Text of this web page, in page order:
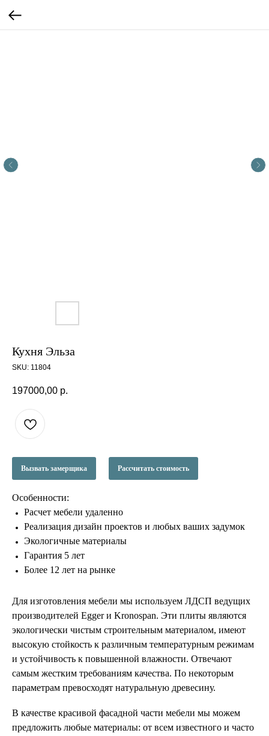
Кухня Эльза
SKU: 11804
197000,00 р.
Вызвать замерщика Рассчитать стоимость
Особенности:
Расчет мебели удаленно
Реализация дизайн проектов и любых ваших задумок
Экологичные материалы
Гарантия 5 лет
Более 12 лет на рынке
Для изготовления мебели мы используем ЛДСП ведущих
производителей Egger и Kronospan. Эти плиты являются
экологически чистым строительным материалом, имеют
высокую стойкость к различным температурным режимам
и устойчивость к повышенной влажности. Отвечают
самым жестким требованиям качества. По некоторым
параметрам превосходят натуральную древесину.
В качестве красивой фасадной части мебели мы можем
предложить любые материалы: от всем известного и часто